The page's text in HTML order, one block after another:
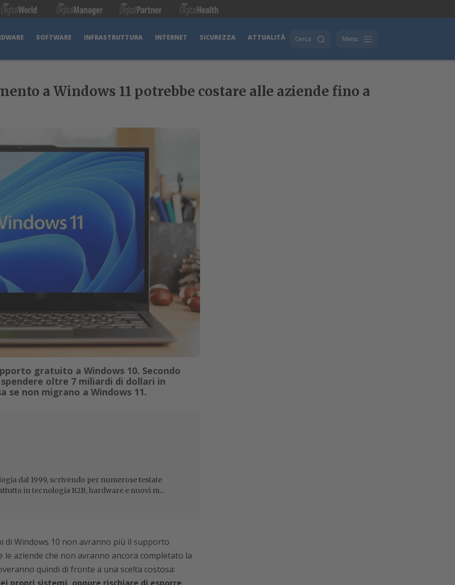
SOFTWARE INFRASTRUTTURA INTERNET SICUREZZA ATTUALITÀ Cerca Menu
a Windows 11 potrebbe costare alle aziende fino a
gratuito a Windows 10. Secondo
oltre 7 miliardi di dollari in
se non migrano a Windows 11.
dal 1999, scrivendo per numerose testate
in tecnologia B2B, hardware e nuovi m...
di Windows 10 non avranno più il supporto
aziende che non avranno ancora completato la
quindi di fronte a una scelta costosa: